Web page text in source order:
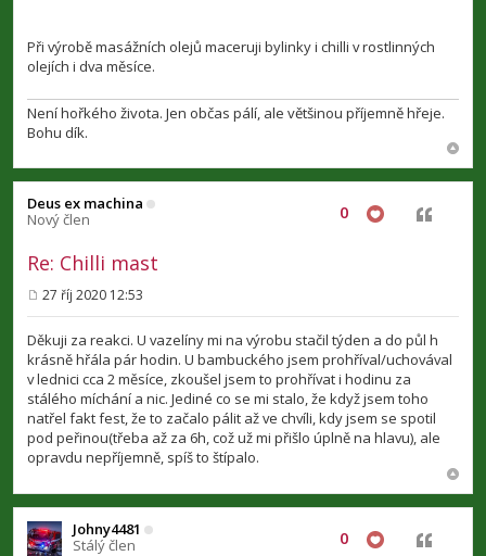
Při výrobě masážních olejů maceruji bylinky i chilli v rostlinných
olejích i dva měsíce.
Není hořkého života. Jen občas pálí, ale většinou příjemně hřeje.
Bohu dík.
Deus ex machina
Nový člen
Re: Chilli mast
0 Citovat
ř
í
s
p
ě
v
e
k
27 říj 2020 12:53
Děkuji za reakci. U vazelíny mi na výrobu stačil týden a do půl h
krásně hřála pár hodin. U bambuckého jsem prohříval/uchovával
v lednici cca 2 měsíce, zkoušel jsem to prohřívat i hodinu za
stálého míchání a nic. Jediné co se mi stalo, že když jsem toho
natřel fakt fest, že to začalo pálit až ve chvíli, kdy jsem se spotil
pod peřinou(třeba až za 6h, což už mi přišlo úplně na hlavu), ale
opravdu nepříjemně, spíš to štípalo.
Johny4481
Stálý člen
0 Citovat